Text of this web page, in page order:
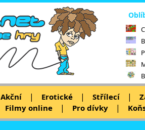
Akční | Erotické | Střílecí |
Filmy online | Pro dívky |